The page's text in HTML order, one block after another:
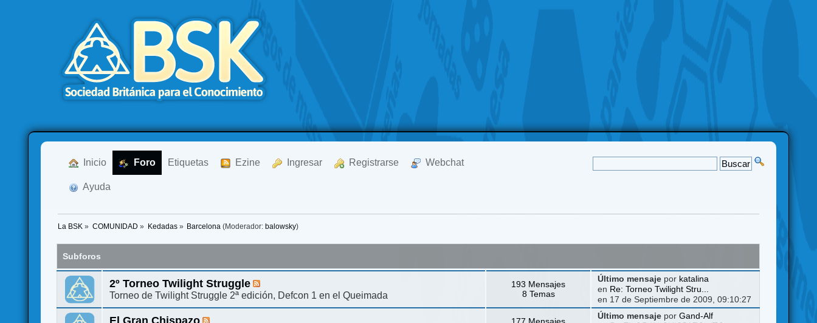
Inicio Foro Etiquetas Ezine Ingresar Registrarse Webchat
Ayuda
La BSK » COMUNIDAD » Kedadas» Barcelona (Moderador: balowsky)
Subforos
2º Torneo Twilight Struggle
Torneo de Twilight Struggle 2ª edición, Defcon 1 en el Queimada
193 Mensajes
8 Temas
Último mensajepor katalina
en Re: Torneo Twilight Stru...
en 17 de Septiembre de 2009, 09:10:27
El Gran Chispazo
177 Mensajes
Último mensajepor Gand-Alf